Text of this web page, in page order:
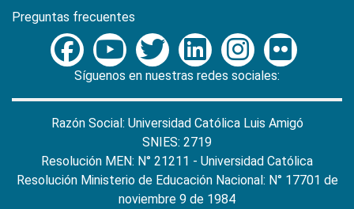
Preguntas frecuentes
Síguenos en nuestras redes sociales:
Razón Social: Universidad Católica Luis Amigó
SNIES: 2719
Resolución MEN: N° 21211 - Universidad Católica
Resolución Ministerio de Educación Nacional: N° 17701 de
noviembre 9 de 1984